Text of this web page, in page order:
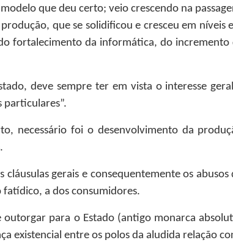
que deu certo; veio crescendo na
que se solidificou e cresceu em
fortalecimento da informática, do incremento
deve sempre ter em vista o interesse
particulares”.
necessário foi o desenvolvimento da
gerais e consequentemente os
a dos consumidores.
para o Estado (antigo monarca
existencial entre os polos da aludida relação